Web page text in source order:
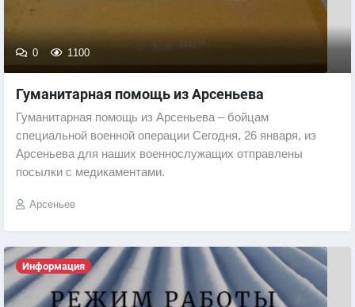
0 1100
Гуманитарная помощь из Арсеньева
Гуманитарная помощь из Арсеньева – бойцам
специальной военной операции Сегодня, 26 января, из
Арсеньева для наших военнослужащих отправлены
посылки с медикаментами.
Арсеньев
Информация